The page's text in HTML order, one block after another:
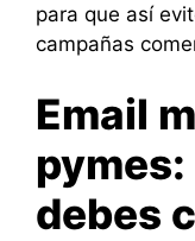
para que así
campañas
Email
debes